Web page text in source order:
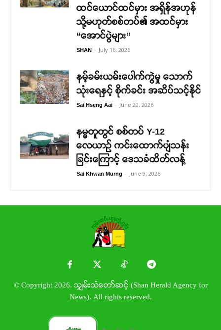
ထင်ယောင်ထင်မှား အရှိန်အဟုန်
သို့မဟုတ်စစ်တပ်၏ အထင်မှား
“အောင်ပွဲများ”
SHAN - July 16, 2026
နမ့်ခမ်းယမ်းပေါက်ကွဲမှု သောက်
သုံးရေနှင့် စိုက်ခင်း အဆိပ်သင့်နိုင်
Sai Hseng Aai - June 20, 2026
နမ္မတူတွင် စစ်တပ် Y-12
လေယာဉ် ကင်းထောက်ပျံသန်း
ခြင်းကြောင့် ဒေသခံထိတ်လန့်
Sai Khwan Murng - June 9, 2026
© Copyright 2026. သျှမ်းသံတော်ဆင့် (Shan Herald Agency for
News). All rights reserved.